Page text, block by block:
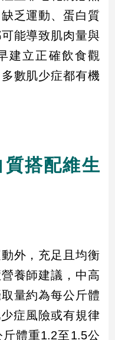
乏運動、蛋白質
能導致肌肉量與
建立正確飲食觀
數肌少症都有機
搭配維生
外，充足且均衡
養師建議，中高
量約為每公斤體
症風險或有規律
體重1.2至1.5公